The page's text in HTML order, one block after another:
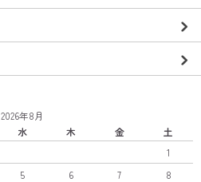
2026年8月
水 木 金
土
1
5 6 7
8